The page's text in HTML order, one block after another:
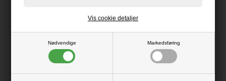
Nødvendige Markedsføring
Vis cookie detaljer
med en elegant mat overflade.
LÆS OG BLIV INSPIRERET